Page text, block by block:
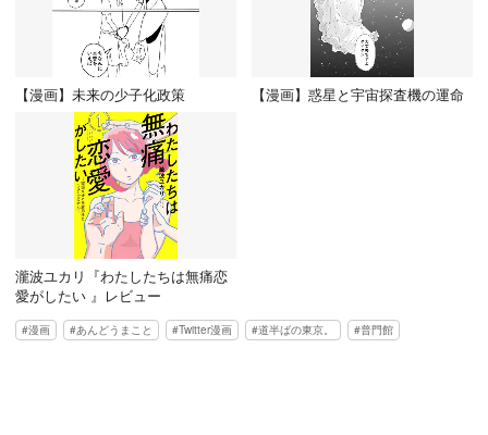
【漫画】未来の少子化政策 【漫画】惑星と宇宙探査機の運命
瀧波ユカリ『わたしたちは無痛恋
愛がしたい 』レビュー
漫画 あんどうまこと Twitter漫画 道半ばの東京。 普門館